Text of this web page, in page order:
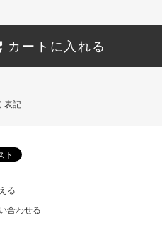
カートに入れる
表記
る
合わせる